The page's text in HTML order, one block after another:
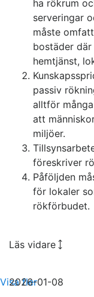
ha rökrum
serveringar
måste
bostäder
hemtjänst,
passiv
alltför
att
miljöer.
föreskriver
Påföljden
för lokaler
rökförbudet.
Läs vidare
2026-01-08
Visa fler